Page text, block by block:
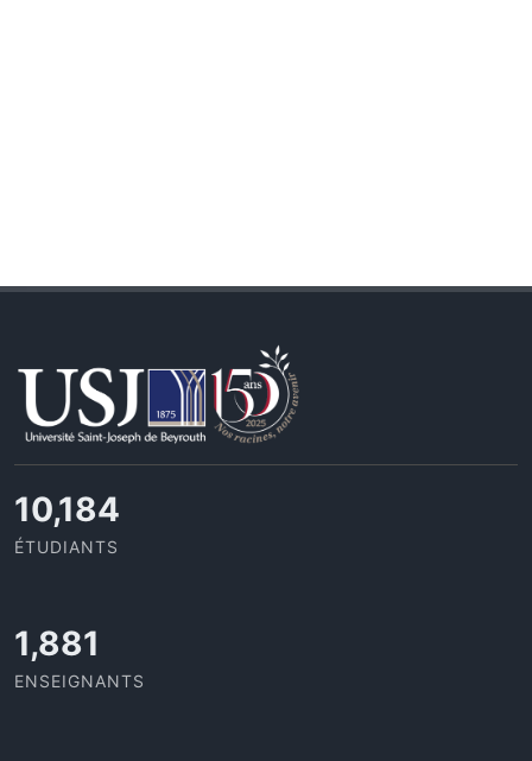
10,493
ÉTUDIANTS
1,938
ENSEIGNANTS